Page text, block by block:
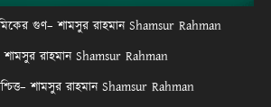
গুণ– শামসুর রাহমান Shamsur Rahman
শামসুর রাহমান Shamsur Rahman
শামসুর রাহমান Shamsur Rahman